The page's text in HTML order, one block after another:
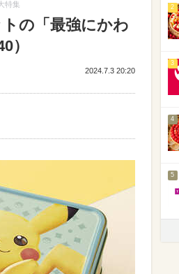
特集
トの「最強にかわ
）
2024.7.3 20:20
2
3
4
5